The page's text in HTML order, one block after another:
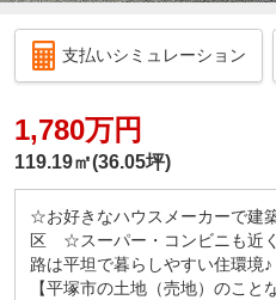
支払いシミュレーション
1,780万円
119.19㎡(36.05坪)
☆お好きなハウスメーカーで
区 ☆スーパー・コンビニも近
路は平坦で暮らしやすい住環境♪
【平塚市の土地（売地）のこ